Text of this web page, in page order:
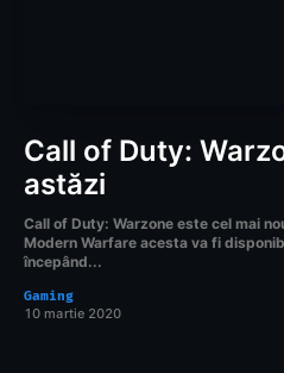
Call of Duty:
astăzi
Call of Duty: Warzone este cel mai
Modern Warfare acesta va fi
începând...
Gaming
10 martie 2020